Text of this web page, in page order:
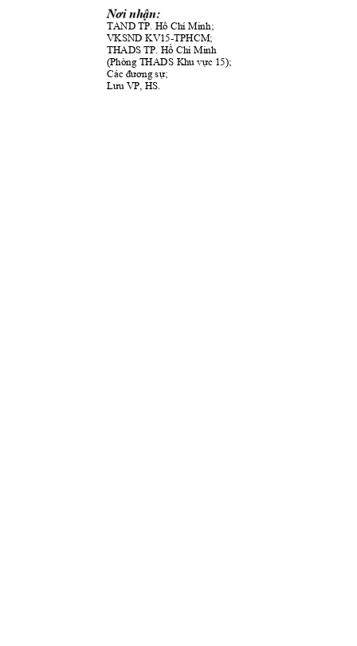
Nơi nhận:
TAND TP. Hồ Chí Minh;
VKSND KV15-TPHCM;
THADS TP. Hồ Chí Minh
(Phòng THADS Khu vực 15);
Các đương sự;
Lưu VP, HS.